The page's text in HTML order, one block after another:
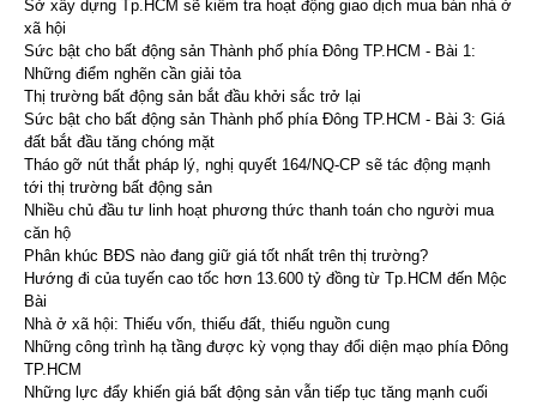
Sở xây dựng Tp.HCM sẽ kiểm tra hoạt động giao dịch mua bán nhà ở
xã hội
Sức bật cho bất động sản Thành phố phía Đông TP.HCM - Bài 1:
Những điểm nghẽn cần giải tỏa
Thị trường bất động sản bắt đầu khởi sắc trở lại
Sức bật cho bất động sản Thành phố phía Đông TP.HCM - Bài 3: Giá
đất bắt đầu tăng chóng mặt
Tháo gỡ nút thắt pháp lý, nghị quyết 164/NQ-CP sẽ tác động mạnh
tới thị trường bất động sản
Nhiều chủ đầu tư linh hoạt phương thức thanh toán cho người mua
căn hộ
Phân khúc BĐS nào đang giữ giá tốt nhất trên thị trường?
Hướng đi của tuyến cao tốc hơn 13.600 tỷ đồng từ Tp.HCM đến Mộc
Bài
Nhà ở xã hội: Thiếu vốn, thiếu đất, thiếu nguồn cung
Những công trình hạ tầng được kỳ vọng thay đổi diện mạo phía Đông
TP.HCM
Những lực đẩy khiến giá bất động sản vẫn tiếp tục tăng mạnh cuối